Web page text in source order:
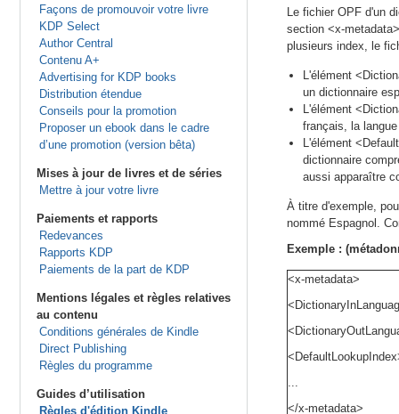
Façons de promouvoir votre livre
KDP Select
Author Central
Contenu A+
Advertising for KDP books
Distribution étendue
Conseils pour la promotion
Proposer un ebook dans le cadre
d’une promotion (version bêta)
Mises à jour de livres et de séries
Mettre à jour votre livre
Paiements et rapports
Redevances
Rapports KDP
Paiements de la part de KDP
Mentions légales et règles relatives
au contenu
Conditions générales de Kindle
Direct Publishing
Règles du programme
Guides d’utilisation
Règles d'édition Kindle
Le fichier OPF d'un
section <x-
plusieurs index, le
L'élément
un dictionnaire
L'élément
français, la
L'élément
dictionnaire
aussi apparaître
À titre d'exemple,
nommé Espagnol.
Exemple :
<x-metadata>
...
</x-metadata>